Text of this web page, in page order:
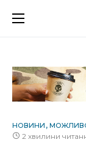
НОВИНИ
2 хвилини